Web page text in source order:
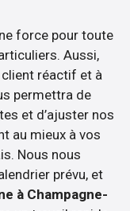
force pour toute
Aussi,
réactif et à
permettra de
et d’ajuster nos
au mieux à vos
Nous nous
prévu, et
à Champagne-